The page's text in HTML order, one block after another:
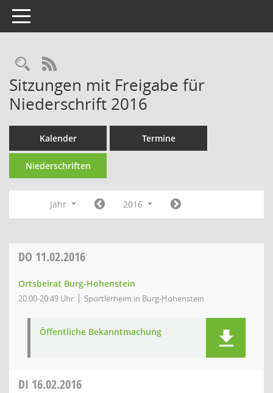
Toggle navigation
Rechercheauswahl
RSS-Feed
Sitzungen mit Freigabe für
Niederschrift 2016
Kalender Termine
Niederschriften
Jahr 2016
DO 11.02.2016
Ortsbeirat Burg-Hohenstein
20:00-20:49 Uhr Sportlerheim in Burg-Hohenstein
Öffentliche Bekanntmachung
DI 16.02.2016